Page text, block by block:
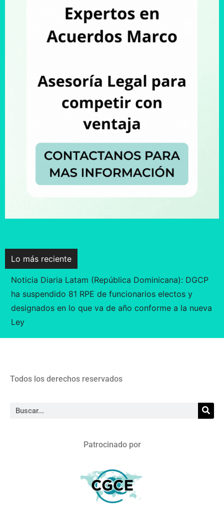
Lo más reciente
Noticia Diaria Latam (República Dominicana): DGCP
ha suspendido 81 RPE de funcionarios electos y
designados en lo que va de año conforme a la nueva
Ley
Todos los derechos reservados
Patrocinado por